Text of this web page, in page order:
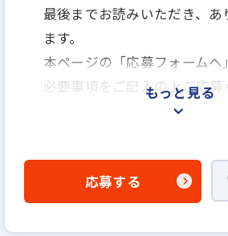
最後までお読みいただき、あ
ます。
本ページの「応募フォームヘ
必要事項をご記入の上ご応募
エントリー
説明選考会
もっと見る
応募する